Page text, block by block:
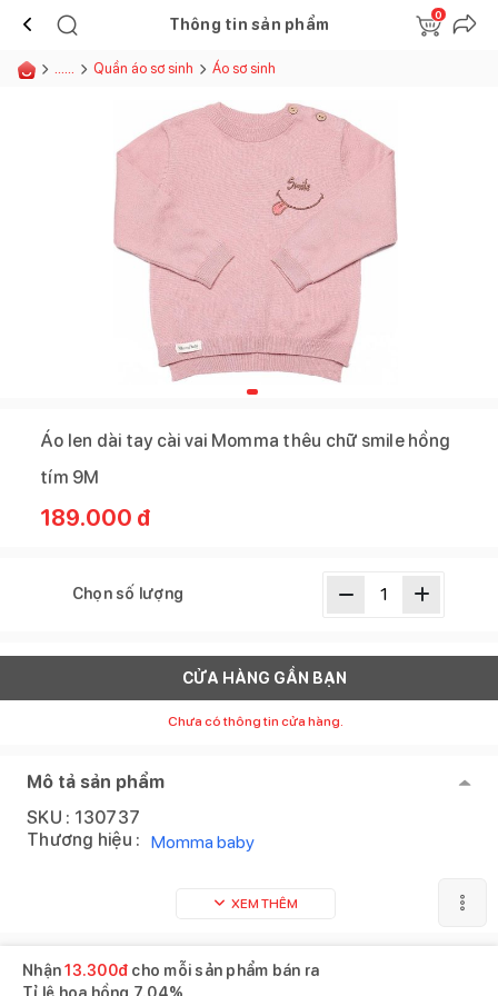
Thông tin sản phẩm
0
...... Quần áo sơ sinh Áo sơ sinh
Áo len dài tay cài vai Momma thêu chữ smile hồng
tím 9M
189.000 đ
Chọn số lượng
CỬA HÀNG GẦN BẠN
Chưa có thông tin cửa hàng.
Mô tả sản phẩm
SKU : 130737
Thương hiệu : Momma baby
XEM THÊM
Nhận13.300đ cho mỗi sản phẩm bán ra